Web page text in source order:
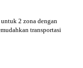
2 zona dengan
transportasi